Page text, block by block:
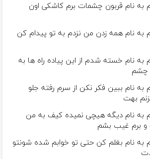
به نام قربون چشمات برم کاشکی اون
به نام همه زدن من نزدم به تو پیدام کن
به نام خسته شدم از این پیاده راه ها به
چشم
به نام ببین فکر نکن از سرم رفته جلو
بهت
به نام دیگه هیچی نمیده کیف به من
برم غیب بشم
به نام بغلم کن حتی تو خوابم شده شونتو